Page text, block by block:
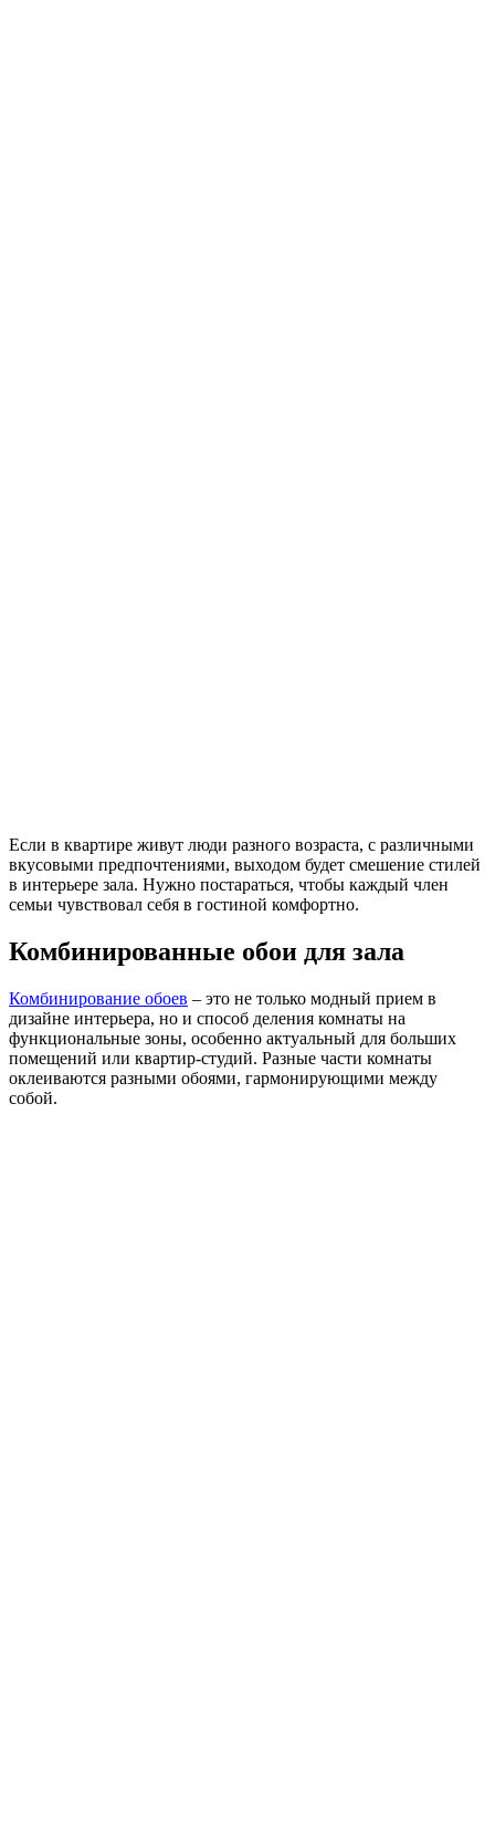
Если в квартире живут люди разного возраста, с различными
вкусовыми предпочтениями, выходом будет смешение стилей
в интерьере зала. Нужно постараться, чтобы каждый член
семьи чувствовал себя в гостиной комфортно.
Комбинированные обои для зала
Комбинирование обоев – это не только модный прием в
дизайне интерьера, но и способ деления комнаты на
функциональные зоны, особенно актуальный для больших
помещений или квартир-студий. Разные части комнаты
оклеиваются разными обоями, гармонирующими между
собой.